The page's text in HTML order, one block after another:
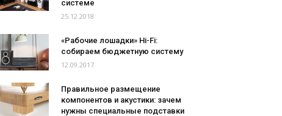
системе
25.12.2018
«Рабочие лошадки» Hi-Fi:
собираем бюджетную систему
12.09.2017
Правильное размещение
компонентов и акустики: зачем
нужны специальные подставки